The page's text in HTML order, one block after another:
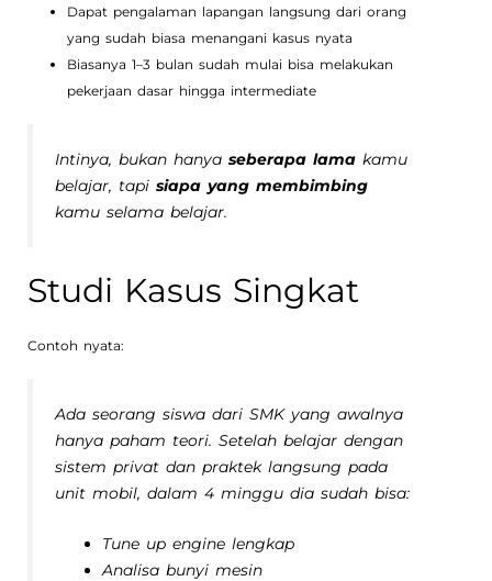
Dapat pengalaman lapangan langsung dari orang
yang sudah biasa menangani kasus nyata
Biasanya 1–3 bulan sudah mulai bisa melakukan
pekerjaan dasar hingga intermediate
Intinya, bukan hanya seberapa lama kamu
belajar, tapi siapa yang membimbing
kamu selama belajar.
Studi Kasus Singkat
Contoh nyata:
Ada seorang siswa dari SMK yang awalnya
hanya paham teori. Setelah belajar dengan
sistem privat dan praktek langsung pada
unit mobil, dalam 4 minggu dia sudah bisa:
Tune up engine lengkap
Analisa bunyi mesin